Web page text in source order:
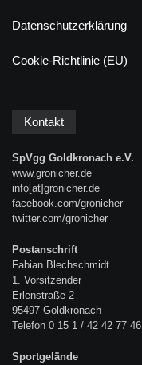
Datenschutzerklärung
Cookie-Richtlinie (EU)
Kontakt
SpVgg Goldkronach e.V.
www.gronicher.de
info[at]gronicher.de
facebook.com/gronicher
twitter.com/gronicher
Postanschrift
Fabian Blechschmidt
1. Vorsitzender
Erlenstraße 2
95497 Goldkronach
Telefon 0 15 1 / 42 42 77 46
Sportgelände